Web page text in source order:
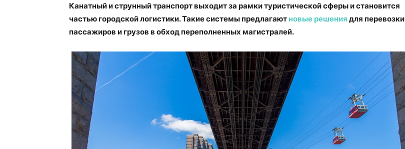
Канатный и струнный транспорт выходит за рамки туристической сферы и становится
частью городской логистики. Такие системы предлагают новые решения для перевозки
пассажиров и грузов в обход переполненных магистралей.